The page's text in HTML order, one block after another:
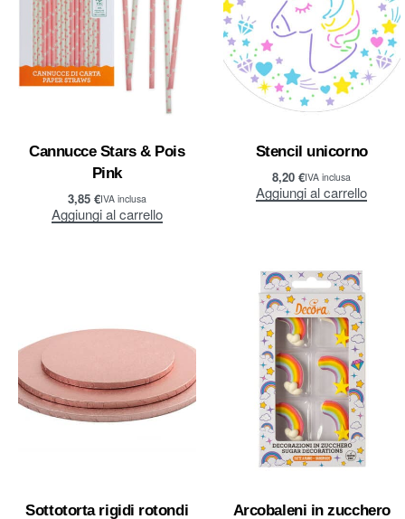
Cannucce Stars & Pois
Pink
3,85 €IVA inclusa
Aggiungi al carrello
Stencil unicorno
8,20€IVA inclusa
Aggiungi al carrello
Sottotorta rigidi rotondi
Arcobaleni in zucchero